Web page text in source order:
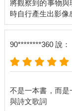
看著照片，開始倒
故事起源是一個少
湊安排，
目標一致，像個獨
出道四十多天就開
斷，忙到回不了家。
盡情揮灑二十多歲
那時幕後比幕前發
為私生粉跟慘了。
將觀察到的事物
90********360 說：
不是一本書，而